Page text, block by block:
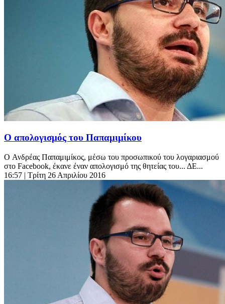
Ο απολογισμός του Παπαμιμίκου
O Ανδρέας Παπαμιμίκος, μέσω του προσωπικού του λογαριασμού
στο Facebook, έκανε έναν απολογισμό της θητείας του... ΔΕ...
16:57 | Τρίτη 26 Απριλίου 2016